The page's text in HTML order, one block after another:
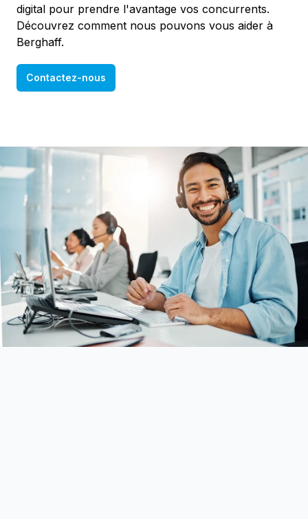
digital pour prendre l'avantage vos concurrents.
Découvrez comment nous pouvons vous aider à
Berghaff.
Contactez-nous